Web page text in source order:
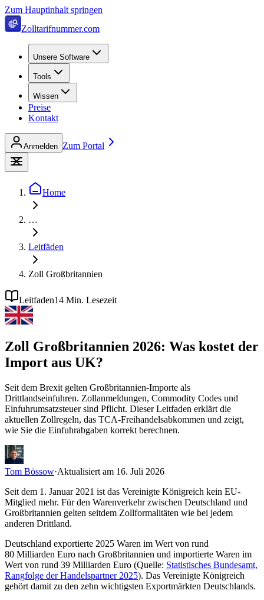
Zum Hauptinhalt springen
Zolltarifnummer.com
Unsere Software
Tools
Wissen
Preise
Kontakt
Anmelden Zum Portal
Home
…
Leitfäden
Zoll Großbritannien
Leitfaden14 Min. Lesezeit
Zoll Großbritannien 2026: Was kostet der
Import aus UK?
Seit dem Brexit gelten Großbritannien-Importe als
Drittlandseinfuhren. Zollanmeldungen, Commodity Codes und
Einfuhrumsatzsteuer sind Pflicht. Dieser Leitfaden erklärt die
aktuellen Zollregeln, das TCA-Freihandelsabkommen und zeigt,
wie Sie die Einfuhrabgaben korrekt berechnen.
Tom Bössow·Aktualisiert am 16. Juli 2026
Seit dem 1. Januar 2021 ist das Vereinigte Königreich kein EU-
Mitglied mehr. Für den Warenverkehr zwischen Deutschland und
Großbritannien gelten seitdem Zollformalitäten wie bei jedem
anderen Drittland.
Deutschland exportierte 2025 Waren im Wert von rund
80 Milliarden Euro nach Großbritannien und importierte Waren im
Wert von rund 39 Milliarden Euro (Quelle: Statistisches Bundesamt,
Rangfolge der Handelspartner 2025). Das Vereinigte Königreich
gehört damit zu den zehn wichtigsten Exportmärkten Deutschlands.